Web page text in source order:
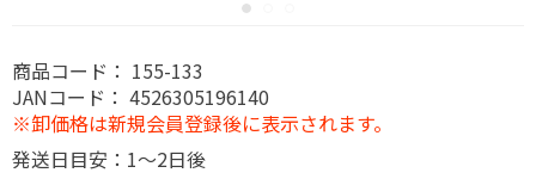
商品コード： 155-133
JANコード： 4526305196140
※卸価格は新規会員登録後に表示されます。
発送日目安：1～2日後